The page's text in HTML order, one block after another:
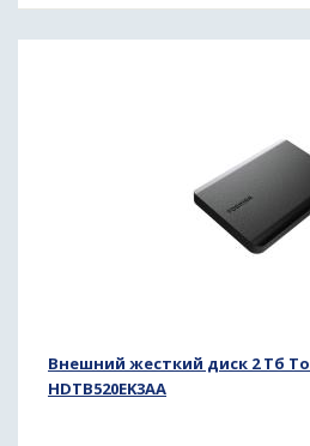
Внешний жесткий диск 2 Тб
HDTB520EK3AA